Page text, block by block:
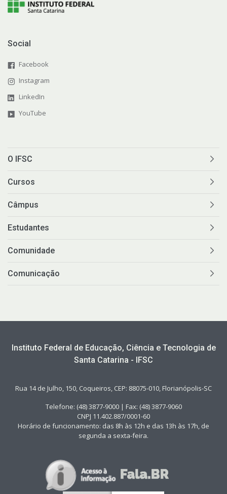
Social
Facebook
Instagram
LinkedIn
YouTube
O IFSC
Cursos
Câmpus
Estudantes
Comunidade
Comunicação
Instituto Federal de Educação, Ciência e Tecnologia de
Santa Catarina - IFSC
Rua 14 de Julho, 150, Coqueiros, CEP: 88075-010, Florianópolis-SC
Telefone: (48) 3877-9000 | Fax: (48) 3877-9060
CNPJ 11.402.887/0001-60
Horário de funcionamento: das 8h às 12h e das 13h às 17h, de
segunda a sexta-feira.